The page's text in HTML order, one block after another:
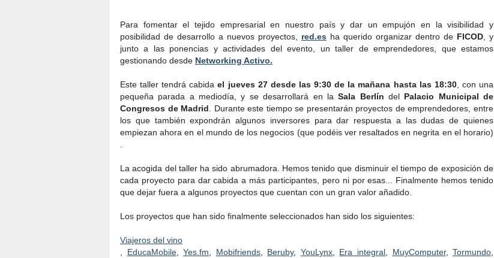
Para fomentar el tejido empresarial en nuestro país y dar un empujón en la visibilidad y
posibilidad de desarrollo a nuevos proyectos, red.es ha querido organizar dentro de FICOD , y
junto a las ponencias y actividades del evento, un taller de emprendedores, que estamos
gestionando desde Networking Activo.
Este taller tendrá cabidael jueves 27 desde las 9:30 de la mañana hasta las 18:30, con una
pequeña parada a mediodía, y se desarrollará en laSala Berlín del Palacio Municipal de
Congresos de Madrid . Durante este tiempo se presentarán proyectos de emprendedores, entre
los que también expondrán algunos inversores para dar respuesta a las dudas de quienes
empiezan ahora en el mundo de los negocios (que podéis ver resaltados en negrita en el horario)
La acogida del taller ha sido abrumadora. Hemos tenido que disminuir el tiempo de exposición de
cada proyecto para dar cabida a más participantes, pero ni por esas... Finalmente hemos tenido
que dejar fuera a algunos proyectos que cuentan con un gran valor añadido.
Los proyectos que han sido finalmente seleccionados han sido los siguientes:
Viajeros del vino
EducaMobile,Yes.fm Mobifriends, Beruby, YouLynx, Era integral, MuyComputer,Tormundo